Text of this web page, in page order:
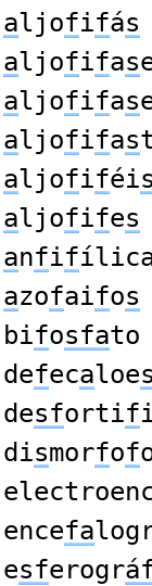
aljofifás
aljofifas
aljofifas
aljofifas
aljofiféis
aljofifes
anfif
azofaifos
bifosfato
defecaloes
desfortif
dismorfof
encefa
esferogr